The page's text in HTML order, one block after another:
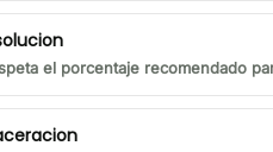
el porcentaje recomendado